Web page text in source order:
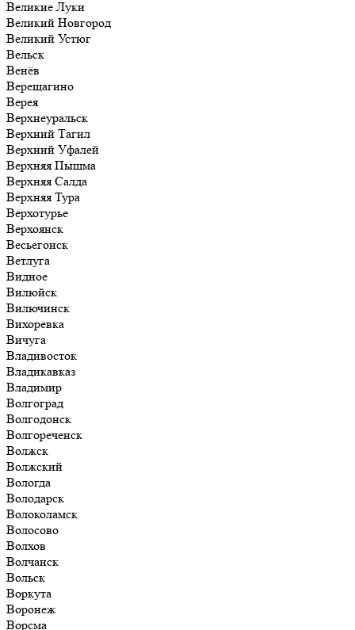
Великие Луки
Великий Новгород
Великий Устюг
Вельск
Венёв
Верещагино
Верея
Верхнеуральск
Верхний Тагил
Верхний Уфалей
Верхняя Пышма
Верхняя Салда
Верхняя Тура
Верхотурье
Верхоянск
Весьегонск
Ветлуга
Видное
Вилюйск
Вилючинск
Вихоревка
Вичуга
Владивосток
Владикавказ
Владимир
Волгоград
Волгодонск
Волгореченск
Волжск
Волжский
Вологда
Володарск
Волоколамск
Волосово
Волхов
Волчанск
Вольск
Воркута
Воронеж
Ворсма